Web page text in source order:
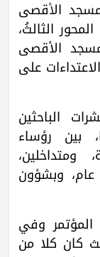
الأقصى
الثالثُ،
الأقصى
على
الباحثين
بين رؤساء
ومتداخلين،
وبشؤون
وفي
كان كلا من